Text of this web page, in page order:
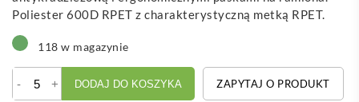
Poliester 600D RPET z charakterystyczną metką RPET.
118 w magazynie
-
Hartur
+ DODAJ DO KOSZYKA ZAPYTAJ O PRODUKT